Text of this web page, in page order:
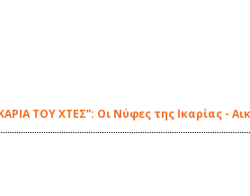
ΤΟΥ ΧΤΕΣ”: Οι Νύφες της Ικαρίας -